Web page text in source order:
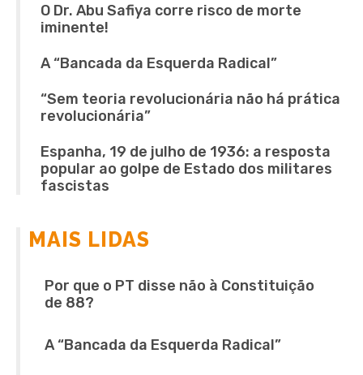
O Dr. Abu Safiya corre risco de morte
iminente!
A “Bancada da Esquerda Radical”
“Sem teoria revolucionária não há prática
revolucionária”
Espanha, 19 de julho de 1936: a resposta
popular ao golpe de Estado dos militares
fascistas
MAIS LIDAS
Por que o PT disse não à Constituição
de 88?
A “Bancada da Esquerda Radical”